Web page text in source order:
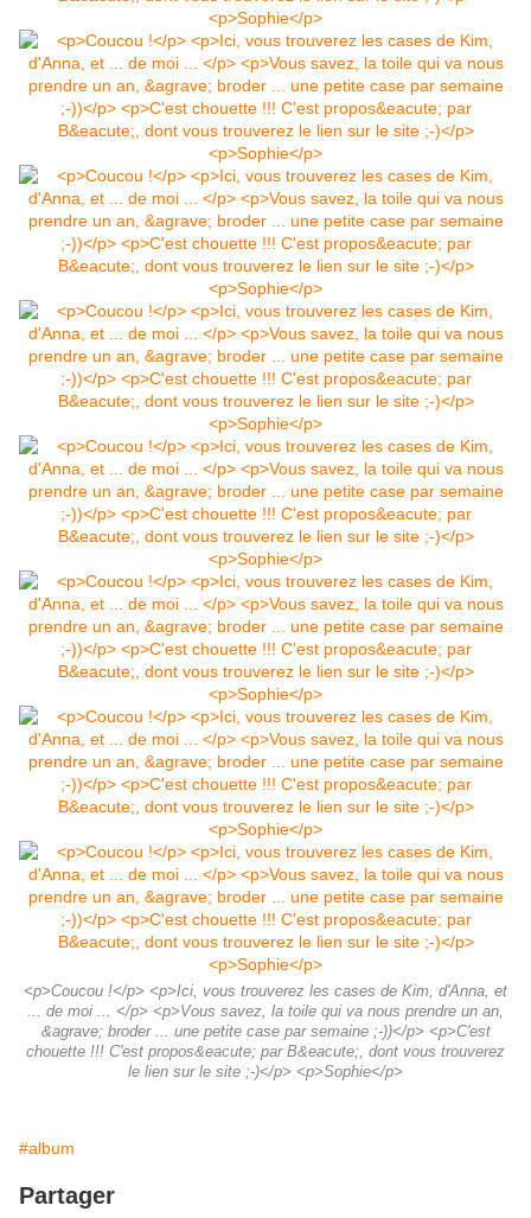
<p>Coucou !</p> <p>Ici, vous trouverez les cases de Kim, d'Anna, et
... de moi ... </p> <p>Vous savez, la toile qui va nous prendre un an,
&agrave; broder ... une petite case par semaine ;-))</p> <p>C'est
chouette !!! C'est propos&eacute; par B&eacute;, dont vous trouverez
le lien sur le site ;-)</p> <p>Sophie</p>
#album
Partager